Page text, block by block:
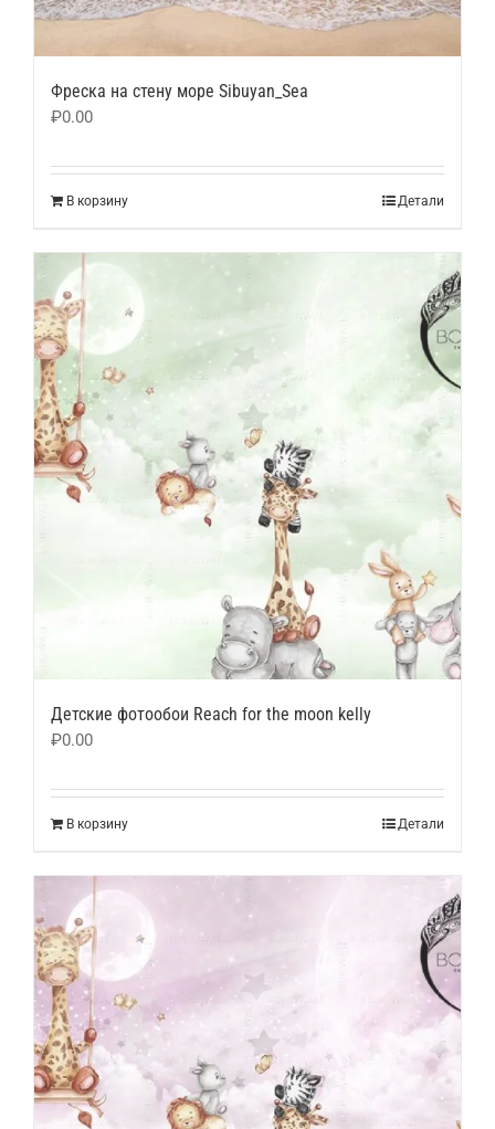
Фреска на стену море Sibuyan_Sea
₽0.00
В корзину Детали
Детские фотообои Reach for the moon kelly
₽0.00
В корзину Детали